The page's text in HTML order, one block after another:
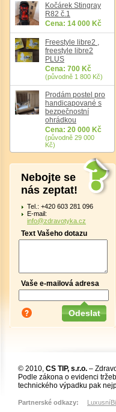
Kočárek Stingray
R82 č.1
Cena: 14 000 Kč
Freestyle libre2 ,
freestyle libre2
PLUS
Cena: 700 Kč
(původně 1 800 Kč)
Prodám postel pro
handicapované s
bezpečnostní
ohrádkou
Cena: 20 000 Kč
(původně 29 000
Kč)
Nebojte se
nás zeptat!
Tel.: +420 603 281 096
E-mail:
info@zdravotyka.cz
Text Vašeho dotazu
Vaše e-mailová adresa
© 2010, CS TIP, s.r.o. –
Podle zákona o evidenci
technického výpadku pak
Partnerské odkazy: